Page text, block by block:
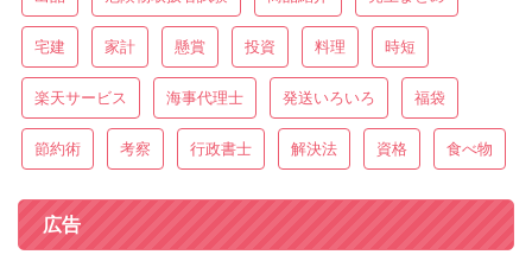
宅建 家計 懸賞 投資 料理 時短
楽天サービス 海事代理士 発送いろいろ 福袋
節約術 考察 行政書士 解決法 資格 食べ物
広告